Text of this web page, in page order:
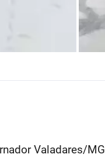
Valadares/MG